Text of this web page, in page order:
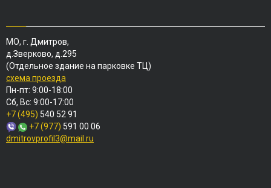
МО, г. Дмитров,
д.Зверково, д.295
(Отдельное здание на парковке ТЦ)
схема проезда
Пн-пт: 9:00-18:00
Сб, Вс: 9:00-17:00
+7 (495) 540 52 91
+7 (977) 591 00 06
dmitrovprofil3@mail.ru